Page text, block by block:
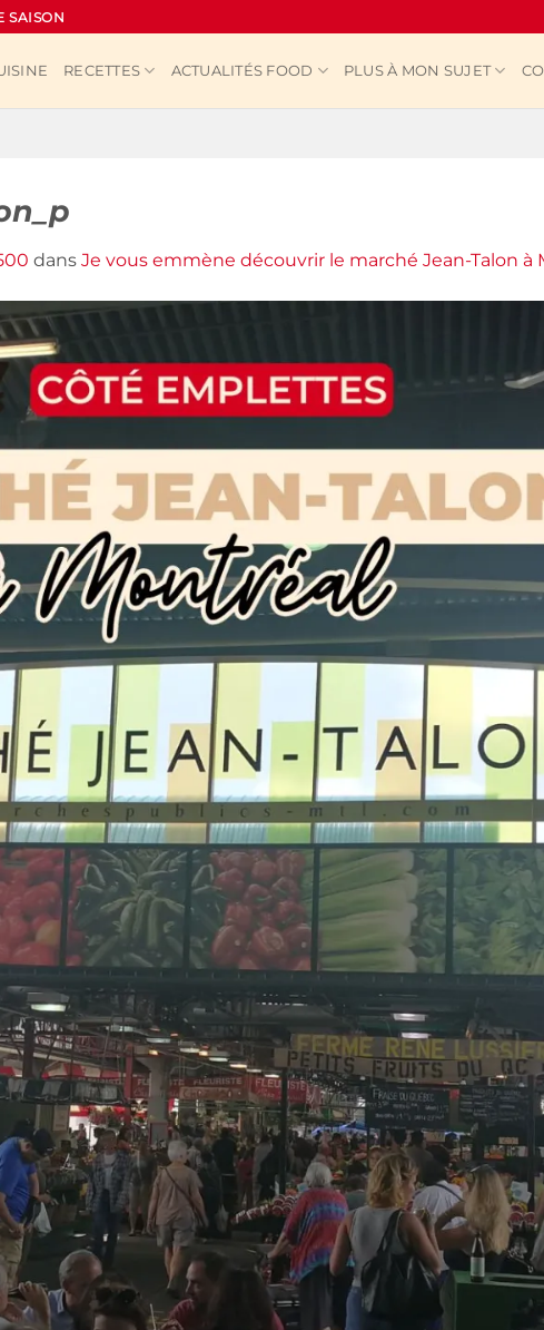
SAISON
RECETTES ACTUALITÉS FOOD PLUS À MON SUJET
dans Je vous emmène découvrir le marché Jean-Talon à